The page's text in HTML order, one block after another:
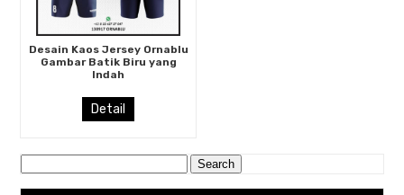
Desain Kaos Jersey Ornablu
Gambar Batik Biru yang
Indah
Detail
for: